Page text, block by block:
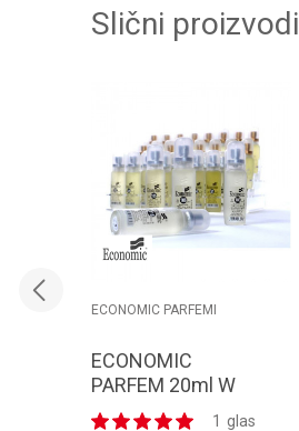
Slični proizvodi
ECONOMIC PARFEMI
ECONOMIC
PARFEM 20ml W
337
glas
1